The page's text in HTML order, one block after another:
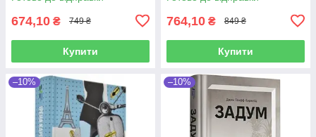
674,10 ₴ 749 ₴
Купити
764,10 ₴ 849 ₴
Купити
–10% –10%